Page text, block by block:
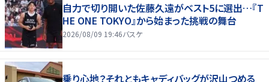
自力で切り開いた佐藤久遠がベスト5に選出…『T
HE ONE TOKYO』から始まった挑戦の舞台
2026/08/09 19:46バスケ
乗り心地？それともキャディバッグが沢山つめる